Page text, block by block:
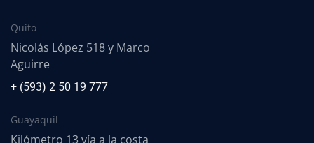
Quito
Nicolás López 518 y Marco
Aguirre
+ (593) 2 50 19 777
Guayaquil
Kilómetro 13 vía a la costa